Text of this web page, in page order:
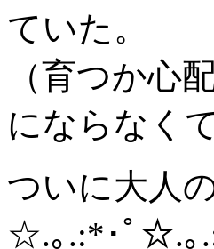
ていた。
（育つか心
にならなく
ついに大人
☆.｡.:*･ﾟ☆.｡